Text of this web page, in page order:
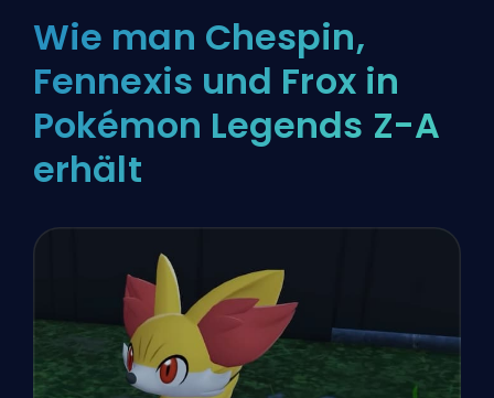
Wie man Chespin,
Fennexis und Frox in
Pokémon Legends Z-A
erhält